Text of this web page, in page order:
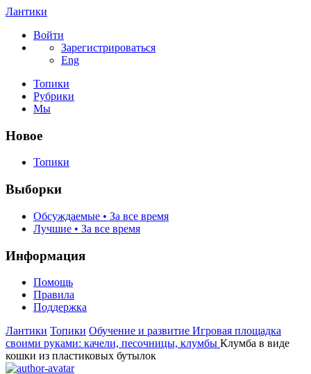
Лантики
Войти
Зарегистрироваться
Eng
Топики
Рубрики
Мы
Новое
Топики
Выборки
Обсуждаемые • За все время
Лучшие • За все время
Информация
Помощь
Правила
Поддержка
Лантики Топики Обучение и развитие Игровая площадка
своими руками: качели, песочницы, клумбы Клумба в виде
кошки из пластиковых бутылок